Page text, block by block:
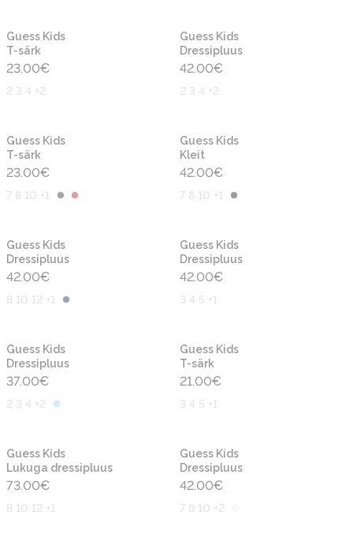
Guess Kids
T-särk
23.00€
2 3 4 +2
Guess Kids
Dressipluus
42.00€
2 3 4 +2
Guess Kids
T-särk
23.00€
7 8 10 +1
Guess Kids
Kleit
42.00€
7 8 10 +1
Guess Kids
Dressipluus
42.00€
8 10 12 +1
Guess Kids
Dressipluus
42.00€
3 4 5 +1
Guess Kids
Dressipluus
37.00€
2 3 4 +2
Guess Kids
T-särk
21.00€
3 4 5 +1
Guess Kids
Lukuga dressipluus
73.00€
8 10 12 +1
Guess Kids
Dressipluus
42.00€
7 8 10 +2